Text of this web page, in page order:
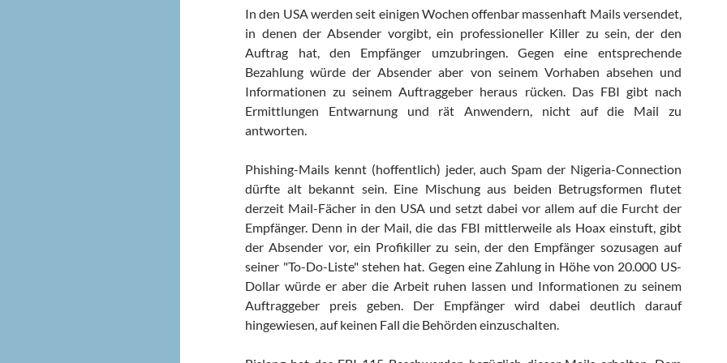
In den USA werden seit einigen Wochen offenbar massenhaft Mails versendet,
in denen der Absender vorgibt, ein professioneller Killer zu sein, der den
Auftrag hat, den Empfänger umzubringen. Gegen eine entsprechende
Bezahlung würde der Absender aber von seinem Vorhaben absehen und
Informationen zu seinem Auftraggeber heraus rücken. Das FBI gibt nach
Ermittlungen Entwarnung und rät Anwendern, nicht auf die Mail zu
antworten.
Phishing-Mails kennt (hoffentlich) jeder, auch Spam der Nigeria-Connection
dürfte alt bekannt sein. Eine Mischung aus beiden Betrugsformen flutet
derzeit Mail-Fächer in den USA und setzt dabei vor allem auf die Furcht der
Empfänger. Denn in der Mail, die das FBI mittlerweile als Hoax einstuft, gibt
der Absender vor, ein Profikiller zu sein, der den Empfänger sozusagen auf
seiner "To-Do-Liste" stehen hat. Gegen eine Zahlung in Höhe von 20.000 US-
Dollar würde er aber die Arbeit ruhen lassen und Informationen zu seinem
Auftraggeber preis geben. Der Empfänger wird dabei deutlich darauf
hingewiesen, auf keinen Fall die Behörden einzuschalten.